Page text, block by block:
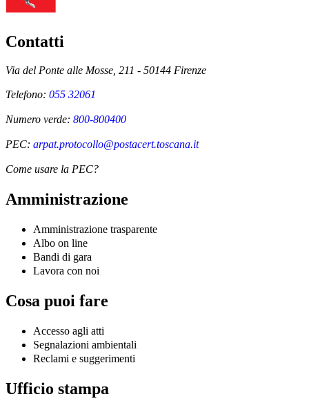
Contatti
Via del Ponte alle Mosse, 211 - 50144 Firenze
Telefono: 055 32061
Numero verde: 800-800400
PEC: arpat.protocollo@postacert.toscana.it
Come usare la PEC?
Amministrazione
Amministrazione trasparente
Albo on line
Bandi di gara
Lavora con noi
Cosa puoi fare
Accesso agli atti
Segnalazioni ambientali
Reclami e suggerimenti
Ufficio stampa